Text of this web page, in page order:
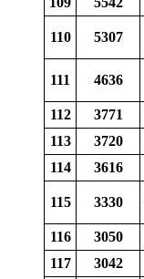
110 5307
111 4636
112
3771
113
3720
114
3616
115 3330
116
3050
117
3042